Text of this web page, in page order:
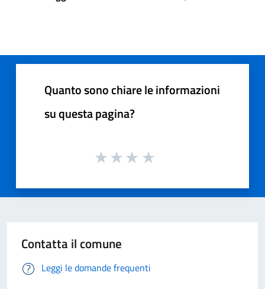
Quanto sono chiare le informazioni
su questa pagina?
Contatta il comune
Leggi le domande frequenti